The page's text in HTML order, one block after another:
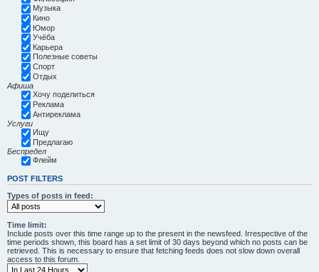
Музыка
Кино
Юмор
Учёба
Карьера
Полезные советы
Спорт
Отдых
Афиша
Хочу поделиться
Реклама
Антиреклама
Услуги
Ищу
Предлагаю
Беспредел
Флейм
POST FILTERS
Types of posts in feed:
Time limit:
Include posts over this time range up to the present in the newsfeed. Irrespective of the
time periods shown, this board has a set limit of 30 days beyond which no posts can be
retrieved. This is necessary to ensure that fetching feeds does not slow down overall
access to this forum.